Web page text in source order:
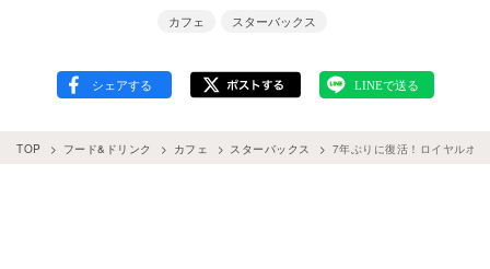
カフェ スターバックス
TOP フード&ドリンク カフェ スターバックス 7年ぶりに復活！ロイヤルホ